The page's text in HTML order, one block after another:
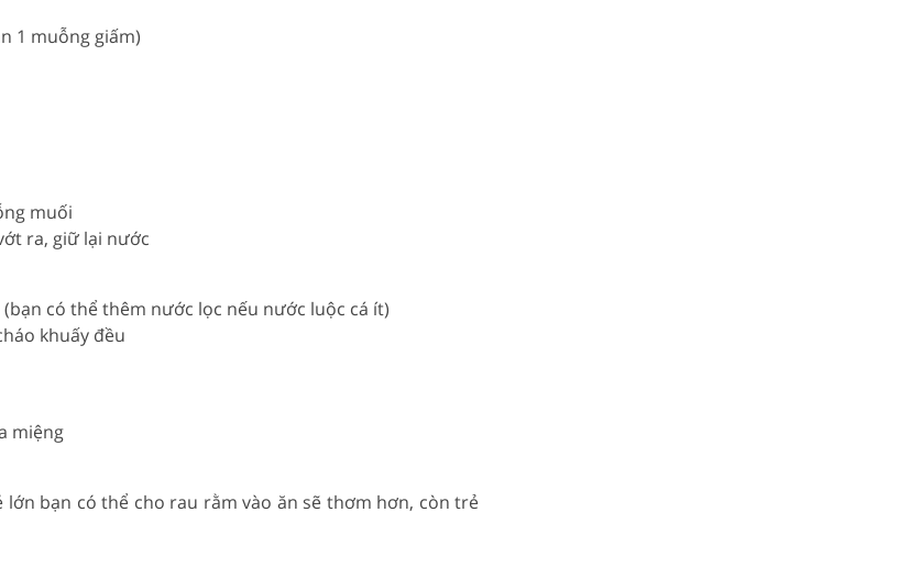
1 muỗng giấm)
muối
ra, giữ lại nước
có thể thêm nước lọc nếu nước luộc cá ít)
khuấy đều
miệng
bạn có thể cho rau rằm vào ăn sẽ thơm hơn, còn trẻ